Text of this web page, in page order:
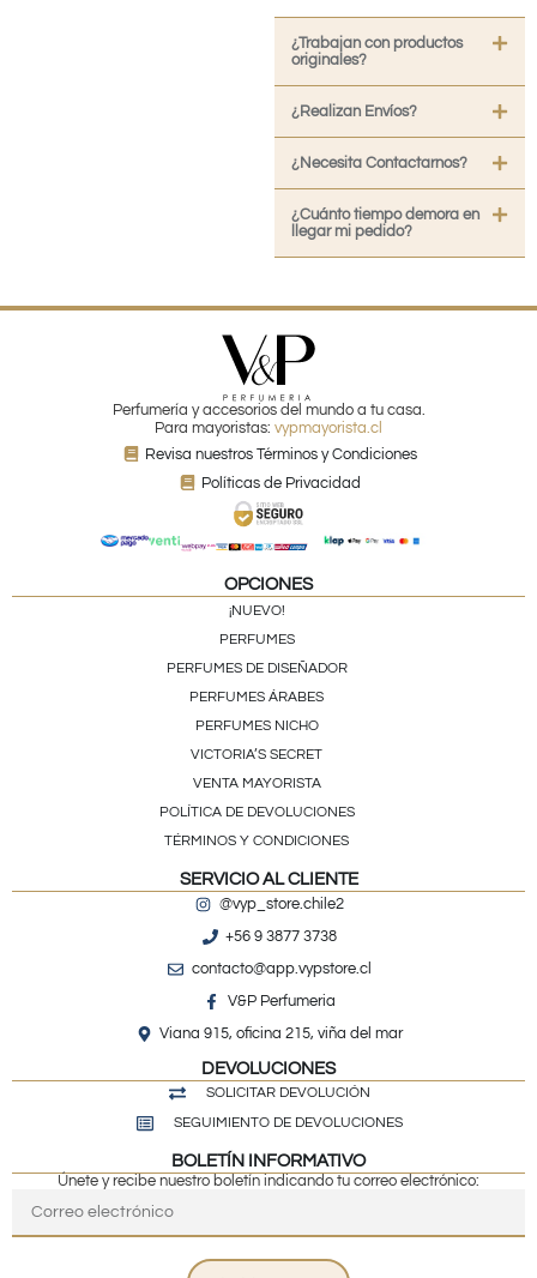
¿Trabajan con productos
originales?
¿Realizan Envíos?
¿Necesita Contactarnos?
¿Cuánto tiempo demora en
llegar mi pedido?
Perfumería y accesorios del mundo a tu casa.
Para mayoristas: vypmayorista.cl
Revisa nuestros Términos y Condiciones
Políticas de Privacidad
OPCIONES
¡NUEVO!
PERFUMES
PERFUMES DE DISEÑADOR
PERFUMES ÁRABES
PERFUMES NICHO
VICTORIA’S SECRET
VENTA MAYORISTA
POLÍTICA DE DEVOLUCIONES
TÉRMINOS Y CONDICIONES
SERVICIO AL CLIENTE
@vyp_store.chile2
+56 9 3877 3738
contacto@app.vypstore.cl
V&P Perfumeria
Viana 915, oficina 215, viña del mar
DEVOLUCIONES
SOLICITAR DEVOLUCIÓN
SEGUIMIENTO DE DEVOLUCIONES
BOLETÍN INFORMATIVO
Únete y recibe nuestro boletín indicando tu correo electrónico: